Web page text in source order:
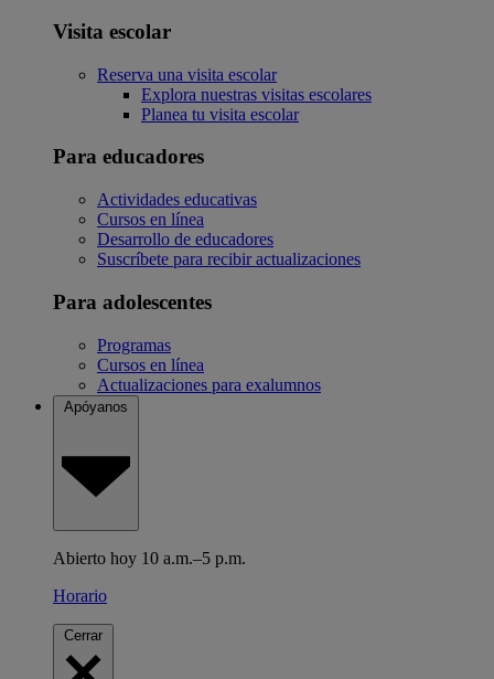
Visita escolar
Reserva una visita escolar
Explora nuestras visitas escolares
Planea tu visita escolar
Para educadores
Actividades educativas
Cursos en línea
Desarrollo de educadores
Suscríbete para recibir actualizaciones
Para adolescentes
Programas
Cursos en línea
Actualizaciones para exalumnos
Apóyanos
Abierto hoy 10 a.m.–5 p.m.
Horario
Cerrar